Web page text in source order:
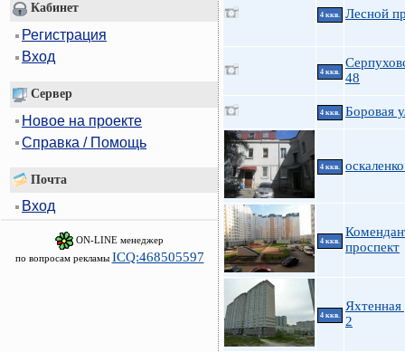
Кабинет
Регистрация
Вход
Сервер
Новое на проекте
Справка / Помощь
Почта
Вход
ON-LINE менеджер
по вопросам рекламы ICQ:468505597
4 ккв. Лесной
4 ккв.
48
4 ккв. Боровая
4 ккв.
4 ккв.
проспект
4 ккв.
Яхтенная
2